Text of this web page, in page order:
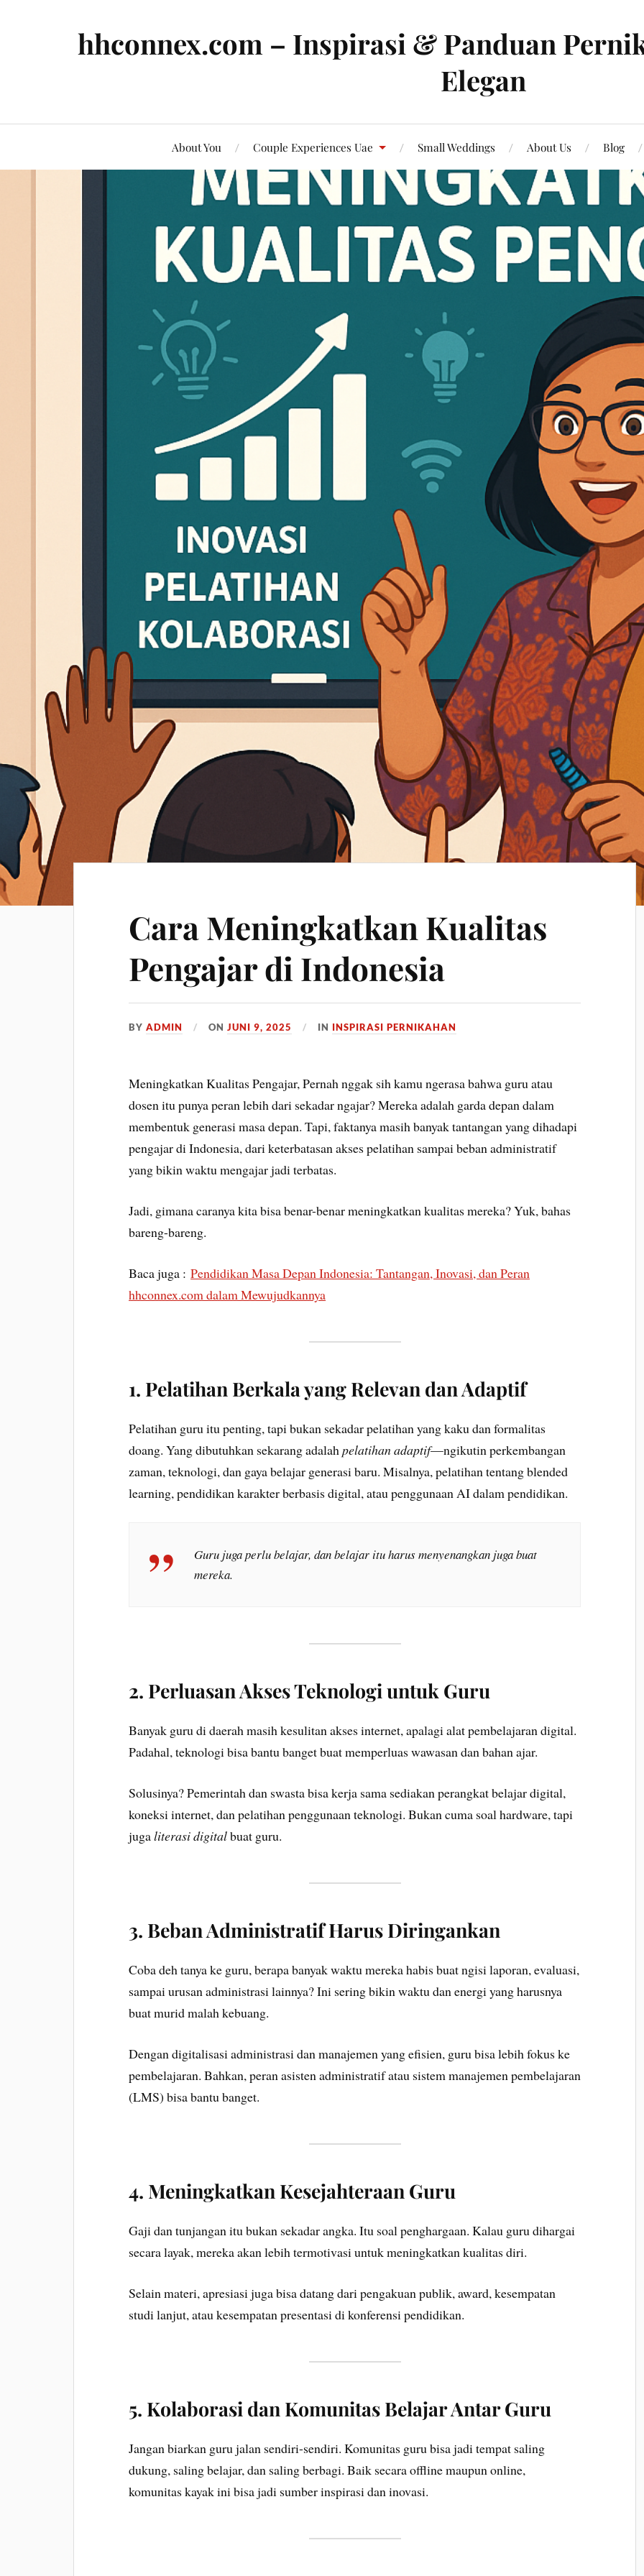
hhconnex.com – Inspirasi & Panduan
Elegan
About You Couple Experiences Uae Small Weddings About Us Blog
Cara Meningkatkan Kualitas
Pengajar di Indonesia
BYADMIN ONJUNI 9, 2025 IN INSPIRASI PERNIKAHAN
Meningkatkan Kualitas Pengajar, Pernah nggak sih kamu ngerasa bahwa guru atau
dosen itu punya peran lebih dari sekadar ngajar? Mereka adalah garda depan dalam
membentuk generasi masa depan. Tapi, faktanya masih banyak tantangan yang dihadapi
pengajar di Indonesia, dari keterbatasan akses pelatihan sampai beban administratif
yang bikin waktu mengajar jadi terbatas.
Jadi, gimana caranya kita bisa benar-benar meningkatkan kualitas mereka? Yuk, bahas
bareng-bareng.
Baca juga :Pendidikan Masa Depan Indonesia: Tantangan, Inovasi, dan Peran
hhconnex.com dalam Mewujudkannya
1. Pelatihan Berkala yang Relevan dan Adaptif
Pelatihan guru itu penting, tapi bukan sekadar pelatihan yang kaku dan formalitas
doang. Yang dibutuhkan sekarang adalahpelatihan adaptif—ngikutin perkembangan
zaman, teknologi, dan gaya belajar generasi baru. Misalnya, pelatihan tentang blended
learning, pendidikan karakter berbasis digital, atau penggunaan AI dalam pendidikan.
Guru juga perlu belajar, dan belajar itu harus menyenangkan juga buat
mereka.
2. Perluasan Akses Teknologi untuk Guru
Banyak guru di daerah masih kesulitan akses internet, apalagi alat pembelajaran digital.
Padahal, teknologi bisa bantu banget buat memperluas wawasan dan bahan ajar.
Solusinya? Pemerintah dan swasta bisa kerja sama sediakan perangkat belajar digital,
koneksi internet, dan pelatihan penggunaan teknologi. Bukan cuma soal hardware, tapi
jugaliterasi digitalbuat guru.
3. Beban Administratif Harus Diringankan
Coba deh tanya ke guru, berapa banyak waktu mereka habis buat ngisi laporan, evaluasi,
sampai urusan administrasi lainnya? Ini sering bikin waktu dan energi yang harusnya
buat murid malah kebuang.
Dengan digitalisasi administrasi dan manajemen yang efisien, guru bisa lebih fokus ke
pembelajaran. Bahkan, peran asisten administratif atau sistem manajemen pembelajaran
(LMS) bisa bantu banget.
4. Meningkatkan Kesejahteraan Guru
Gaji dan tunjangan itu bukan sekadar angka. Itu soal penghargaan. Kalau guru dihargai
secara layak, mereka akan lebih termotivasi untuk meningkatkan kualitas diri.
Selain materi, apresiasi juga bisa datang dari pengakuan publik, award, kesempatan
studi lanjut, atau kesempatan presentasi di konferensi pendidikan.
5. Kolaborasi dan Komunitas Belajar Antar Guru
Jangan biarkan guru jalan sendiri-sendiri. Komunitas guru bisa jadi tempat saling
dukung, saling belajar, dan saling berbagi. Baik secara offline maupun online,
komunitas kayak ini bisa jadi sumber inspirasi dan inovasi.